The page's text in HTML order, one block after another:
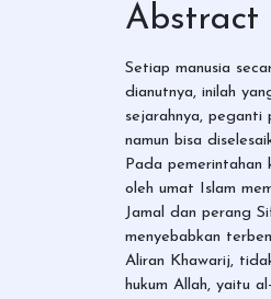
Abstract
Setiap manusia
dianutnya, inilah
sejarahnya, peganti
namun bisa
Pada
oleh umat Islam
Jamal dan perang
menyebabkan
Aliran Khawarij,
hukum Allah, yaitu